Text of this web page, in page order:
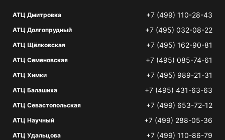
АТЦ Дмитровка +7 (499) 110-28-43
АТЦ Долгопрудный +7 (495) 032-08-22
АТЦ Щёлковская +7 (495) 162-90-81
АТЦ Семеновская +7 (495) 085-74-61
АТЦ Химки +7 (495) 989-21-31
АТЦ Балашиха +7 (495) 431-63-63
АТЦ Севастопольская +7 (499) 653-72-12
АТЦ Научный +7 (499) 288-05-36
АТЦ Удальцова +7 (499) 110-86-79